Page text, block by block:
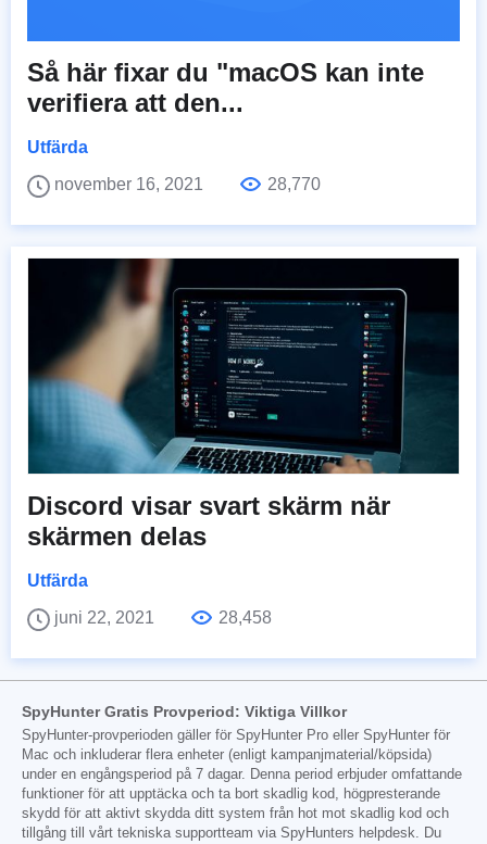
Så här fixar du "macOS kan inte
verifiera att den...
Utfärda
november 16, 2021
28,770
Discord visar svart skärm när
skärmen delas
Utfärda
juni 22, 2021
28,458
SpyHunter Gratis Provperiod: Viktiga Villkor
SpyHunter-provperioden gäller för SpyHunter Pro eller SpyHunter för
Mac och inkluderar flera enheter (enligt kampanjmaterial/köpsida)
under en engångsperiod på 7 dagar. Denna period erbjuder omfattande
funktioner för att upptäcka och ta bort skadlig kod, högpresterande
skydd för att aktivt skydda ditt system från hot mot skadlig kod och
tillgång till vårt tekniska supportteam via SpyHunters helpdesk. Du